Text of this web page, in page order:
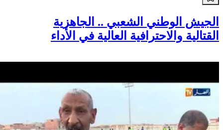
الجيش الوطني الشعبي .. الجاهزية
القتالية والاحترافية العالية في الأداء